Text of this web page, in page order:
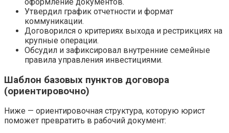
Утвердил график отчетности и формат
коммуникации.
Договорился о критериях выхода и рестрикциях на
крупные операции.
Обсудил и зафиксировал внутренние семейные
правила управления инвестициями.
Шаблон базовых пунктов договора
(ориентировочно)
Ниже — ориентировочная структура, которую юрист
поможет превратить в рабочий документ: